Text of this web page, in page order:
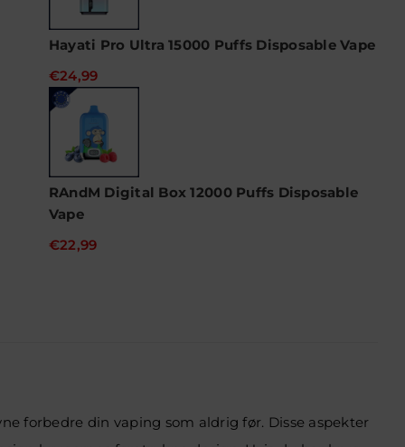
Hayati Pro Ultra 15000 Puffs Disposable Vape
€24,99
RAndM Digital Box 12000 Puffs Disposable
Vape
€22,99
forbedre din vaping som aldrig før. Disse aspekter